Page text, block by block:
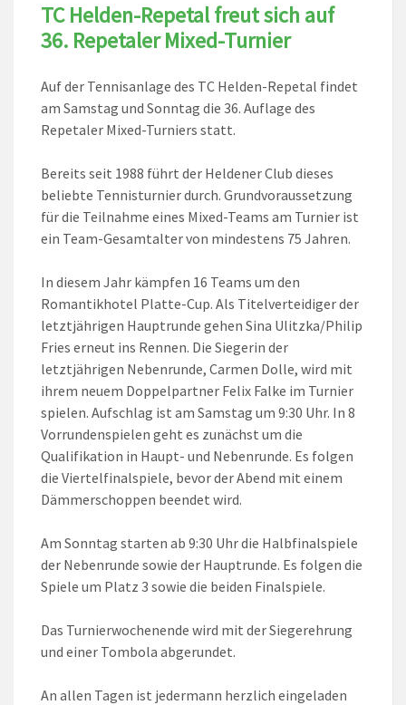
TC Helden-Repetal freut sich auf
36. Repetaler Mixed-Turnier
Auf der Tennisanlage des TC Helden-Repetal findet
am Samstag und Sonntag die 36. Auflage des
Repetaler Mixed-Turniers statt.
Bereits seit 1988 führt der Heldener Club dieses
beliebte Tennisturnier durch. Grundvoraussetzung
für die Teilnahme eines Mixed-Teams am Turnier ist
ein Team-Gesamtalter von mindestens 75 Jahren.
In diesem Jahr kämpfen 16 Teams um den
Romantikhotel Platte-Cup. Als Titelverteidiger der
letztjährigen Hauptrunde gehen Sina Ulitzka/Philip
Fries erneut ins Rennen. Die Siegerin der
letztjährigen Nebenrunde, Carmen Dolle, wird mit
ihrem neuem Doppelpartner Felix Falke im Turnier
spielen. Aufschlag ist am Samstag um 9:30 Uhr. In 8
Vorrundenspielen geht es zunächst um die
Qualifikation in Haupt- und Nebenrunde. Es folgen
die Viertelfinalspiele, bevor der Abend mit einem
Dämmerschoppen beendet wird.
Am Sonntag starten ab 9:30 Uhr die Halbfinalspiele
der Nebenrunde sowie der Hauptrunde. Es folgen die
Spiele um Platz 3 sowie die beiden Finalspiele.
Das Turnierwochenende wird mit der Siegerehrung
und einer Tombola abgerundet.
An allen Tagen ist jedermann herzlich eingeladen